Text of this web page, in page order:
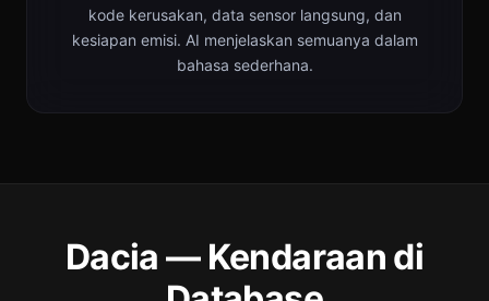
kode kerusakan, data sensor langsung, dan
kesiapan emisi. AI menjelaskan semuanya dalam
bahasa sederhana.
Dacia — Kendaraan di